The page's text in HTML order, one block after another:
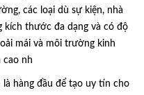
các loại dù sự kiện, nhà
kích thước đa dạng và có độ
mái và môi trường kinh
cao nh
là hàng đầu để tạo uy tín cho